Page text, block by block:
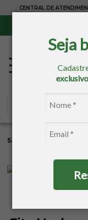
Seja
exclusivo
CENTRAL DE
Sacaria